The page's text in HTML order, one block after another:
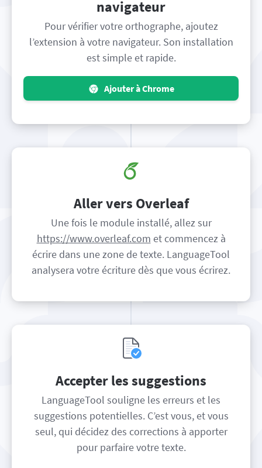
navigateur
Pour vérifier votre orthographe, ajoutez
l’extension à votre navigateur. Son installation
est simple et rapide.
Ajouter à Chrome
Aller vers Overleaf
Une fois le module installé, allez sur
https://www.overleaf.com et commencez à
écrire dans une zone de texte. LanguageTool
analysera votre écriture dès que vous écrirez.
Accepter les suggestions
LanguageTool souligne les erreurs et les
suggestions potentielles. C’est vous, et vous
seul, qui décidez des corrections à apporter
pour parfaire votre texte.